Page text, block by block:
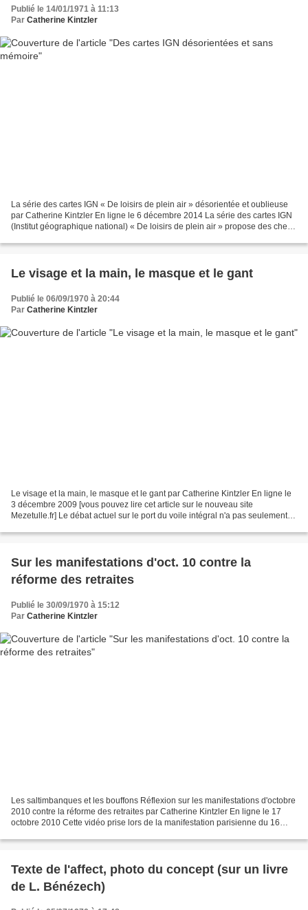
Publié le 14/01/1971 à 11:13
Par Catherine Kintzler
La série des cartes IGN « De loisirs de plein air » désorientée et oublieuse
par Catherine Kintzler En ligne le 6 décembre 2014 La série des cartes IGN
(Institut géographique national) « De loisirs de plein air » propose des chefs
Le visage et la main, le masque et le gant
Publié le 06/09/1970 à 20:44
Par Catherine Kintzler
Le visage et la main, le masque et le gant par Catherine Kintzler En ligne le
3 décembre 2009 [vous pouvez lire cet article sur le nouveau site
Mezetulle.fr] Le débat actuel sur le port du voile intégral n'a pas seulement
Sur les manifestations d'oct. 10 contre la
réforme des retraites
Publié le 30/09/1970 à 15:12
Par Catherine Kintzler
Les saltimbanques et les bouffons Réflexion sur les manifestations d'octobre
2010 contre la réforme des retraites par Catherine Kintzler En ligne le 17
octobre 2010 Cette vidéo prise lors de la manifestation parisienne du 16
Texte de l'affect, photo du concept (sur un livre
de L. Bénézech)